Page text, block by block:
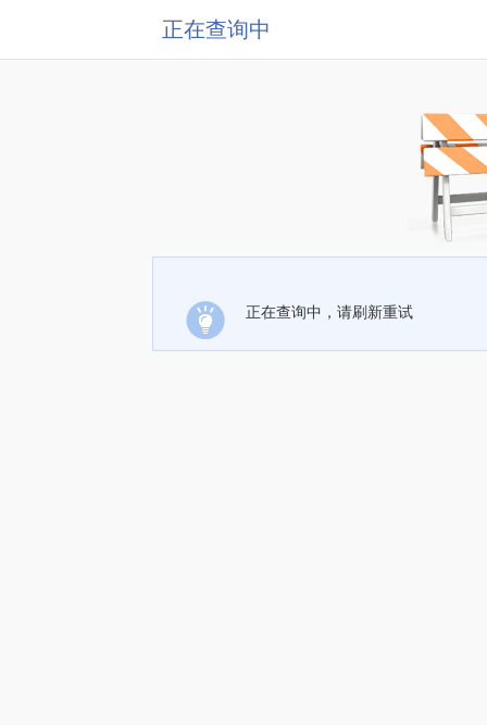
正在查询中
正在查询中，请刷新重试